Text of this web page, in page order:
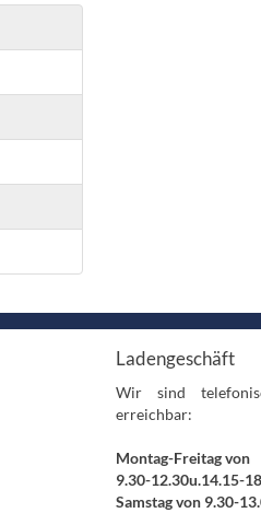
Ladengeschäft
Wir sind
erreichbar:
Montag-Freitag von
9.30-12.30u.14.15-
Samstag von 9.30-